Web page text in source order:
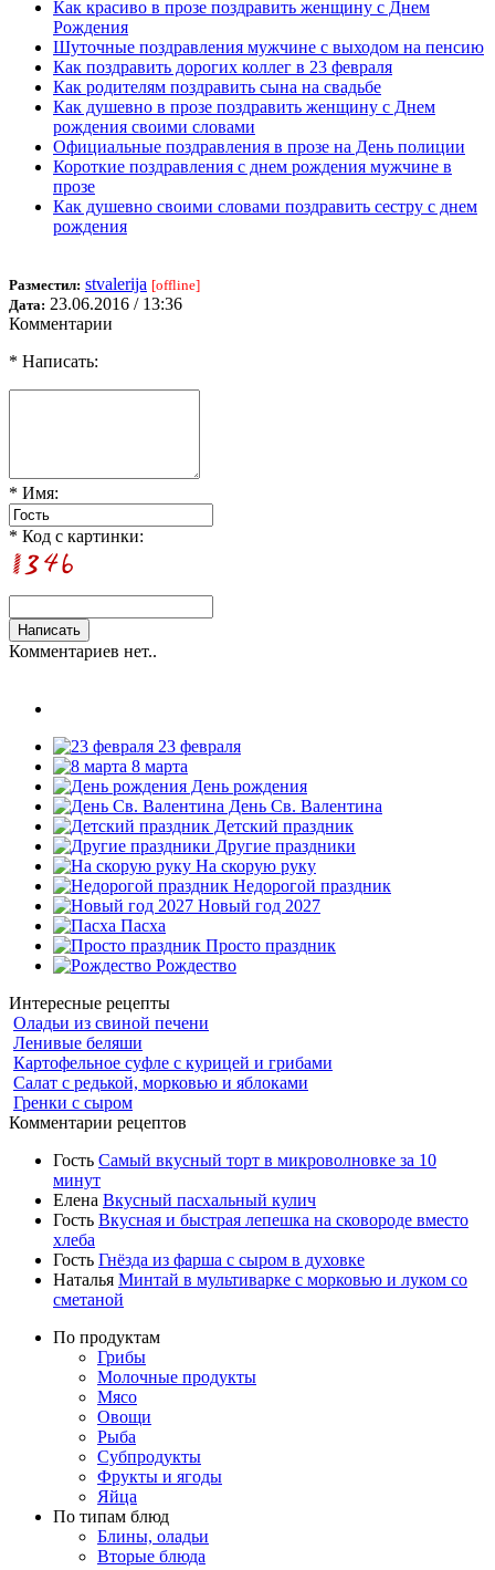
Как красиво в прозе поздравить женщину с Днем
Рождения
Шуточные поздравления мужчине с выходом на пенсию
Как поздравить дорогих коллег в 23 февраля
Как родителям поздравить сына на свадьбе
Как душевно в прозе поздравить женщину с Днем
рождения своими словами
Официальные поздравления в прозе на День полиции
Короткие поздравления с днем рождения мужчине в
прозе
Как душевно своими словами поздравить сестру с днем
рождения
Разместил: stvalerija [offline]
Дата: 23.06.2016 / 13:36
Комментарии
* Написать:
* Имя:
* Код с картинки:
Комментариев нет..
23 февраля
8 марта
День рождения
День Св. Валентина
Детский праздник
Другие праздники
На скорую руку
Недорогой праздник
Новый год 2027
Пасха
Просто праздник
Рождество
Интересные рецепты
Оладьи из свиной печени
Ленивые беляши
Картофельное суфле с курицей и грибами
Салат с редькой, морковью и яблоками
Гренки с сыром
Комментарии рецептов
Гость Самый вкусный торт в микроволновке за 10
минут
Елена Вкусный пасхальный кулич
Гость Вкусная и быстрая лепешка на сковороде вместо
хлеба
Гость Гнёзда из фарша с сыром в духовке
Наталья Минтай в мультиварке с морковью и луком со
сметаной
По продуктам
Грибы
Молочные продукты
Мясо
Овощи
Рыба
Субпродукты
Фрукты и ягоды
Яйца
По типам блюд
Блины, оладьи
Вторые блюда